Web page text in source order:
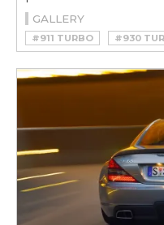
GALLERY
#911 TURBO
#930
#DANIEL ARSHAM
#PORSCHE 911 TURBO